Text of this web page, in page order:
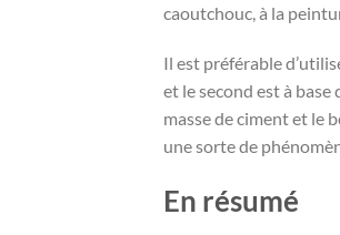
caoutchouc, à la
Il est préférable
et le second est à
masse de ciment et le
une sorte de
En résumé